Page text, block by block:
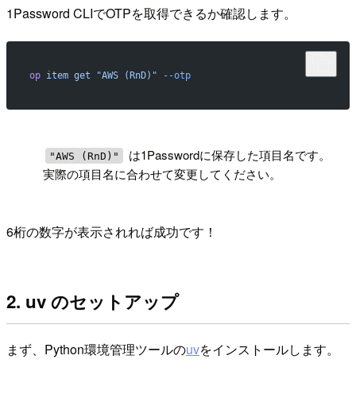
1Password CLIでOTPを取得できるか確認します。
op item get "AWS (RnD)" --otp
"AWS (RnD)"
は1Passwordに保存した項目名です。
実際の項目名に合わせて変更してください。
6桁の数字が表示されれば成功です！
2. uv のセットアップ
まず、Python環境管理ツールのuvをインストールします。